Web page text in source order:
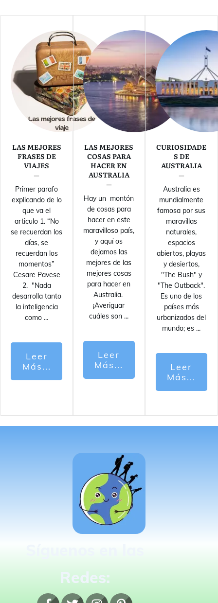
LAS MEJORES
FRASES DE
VIAJES
Primer parafo
explicando de lo
que va el
articulo 1. “No
se recuerdan los
días, se
recuerdan los
momentos”
Cesare Pavese
2. "Nada
desarrolla tanto
la inteligencia
como ...
Leer
Más...
LAS MEJORES
COSAS PARA
HACER EN
AUSTRALIA
Hay un montón
de cosas para
hacer en este
maravilloso país,
y aquí os
dejamos las
mejores de las
mejores cosas
para hacer en
Australia.
¡Averiguar
cuáles son ...
Leer
Más...
CURIOSIDADE
S DE
AUSTRALIA
Australia es
mundialmente
famosa por sus
maravillas
naturales,
espacios
abiertos, playas
y desiertos,
"The Bush" y
"The Outback".
Es uno de los
países más
urbanizados del
mundo; es ...
Leer
Más...
Redes: